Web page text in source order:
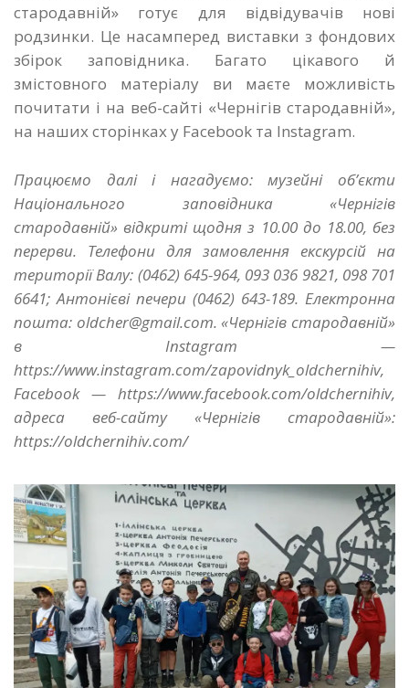
стародавній» готує для відвідувачів нові
родзинки. Це насамперед виставки з фондових
збірок заповідника. Багато цікавого й
змістовного матеріалу ви маєте можливість
почитати і на веб-сайті «Чернігів стародавній»,
на наших сторінках у Facebook та Instagram.
Працюємо далі і нагадуємо: музейні об’єкти
Національного заповідника «Чернігів
стародавній» відкриті щодня з 10.00 до 18.00, без
перерви. Телефони для замовлення екскурсій на
території Валу: (0462) 645-964, 093 036 9821, 098 701
6641; Антонієві печери (0462) 643-189. Електронна
пошта: oldcher@gmail.com. «Чернігів стародавній»
в Instagram —
https://www.instagram.com/zapovidnyk_oldchernihiv,
Facebook — https://www.facebook.com/oldchernihiv,
адреса веб-сайту «Чернігів стародавній»:
https://oldchernihiv.com/